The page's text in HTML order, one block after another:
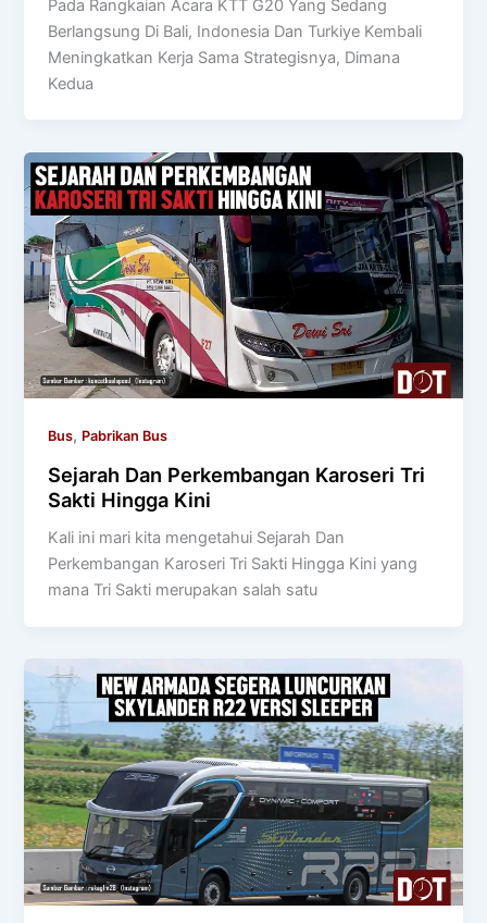
Pada Rangkaian Acara KTT G20 Yang Sedang
Berlangsung Di Bali, Indonesia Dan Turkiye Kembali
Meningkatkan Kerja Sama Strategisnya, Dimana
Kedua
Bus, Pabrikan Bus
Sejarah Dan Perkembangan Karoseri Tri
Sakti Hingga Kini
Kali ini mari kita mengetahui Sejarah Dan
Perkembangan Karoseri Tri Sakti Hingga Kini yang
mana Tri Sakti merupakan salah satu